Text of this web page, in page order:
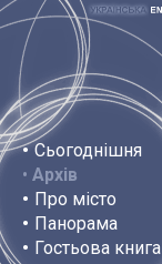
• Сьогоднішня
• Архів
• Про місто
• Панорама
• Гостьова книга